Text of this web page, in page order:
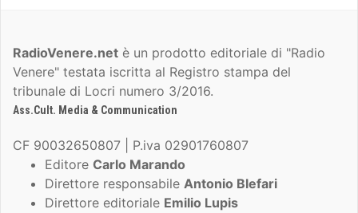
RadioVenere.net è un prodotto editoriale di "Radio
Venere" testata iscritta al Registro stampa del
tribunale di Locri numero 3/2016.
Ass.Cult. Media & Communication
CF 90032650807 | P.iva 02901760807
Editore Carlo Marando
Direttore responsabile Antonio Blefari
Direttore editoriale Emilio Lupis